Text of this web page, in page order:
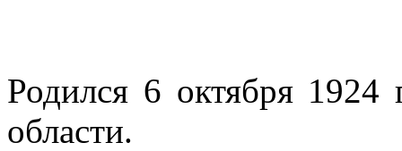
Родился 6 октября 1924
области.